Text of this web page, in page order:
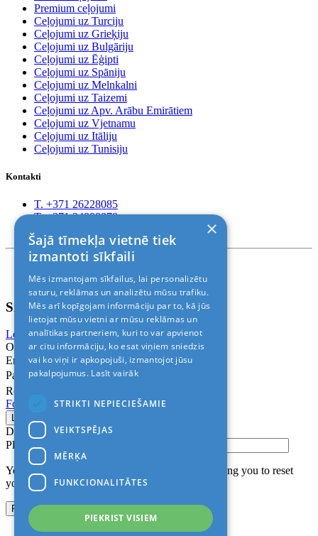
Premium ceļojumi
Ceļojumi uz Turciju
Ceļojumi uz Grieķiju
Ceļojumi uz Bulgāriju
Ceļojumi uz Ēģipti
Ceļojumi uz Spāniju
Ceļojumi uz Melnkalni
Ceļojumi uz Taizemi
Ceļojumi uz Apv. Arābu Emirātiem
Ceļojumi uz Vjetnamu
Ceļojumi uz Itāliju
Ceļojumi uz Tunisiju
Kontakti
T. +371 26228085
T. +371 24888878
© 2011-2026> «ALANI SIA»
Sign In
Login with Facebook Login with Google
Or
Email
Password
Remember me
Forgot Password?
Don’t have an account?
Please confirm login email below
You will receive an email containing a link allowing you to reset
your password to a new preferred one.
×
Šajā tīmekļa vietnē tiek
izmantoti sīkfaili
Mēs izmantojam sīkfailus, lai personalizētu
saturu, reklāmas un analizētu mūsu trafiku.
Mēs arī kopīgojam informāciju par to, kā jūs
lietojat mūsu vietni ar mūsu reklāmas un
analītikas partneriem, kuri to var apvienot
ar citu informāciju, ko esat viņiem sniedzis
vai ko viņi ir apkopojuši, izmantojot jūsu
pakalpojumus. Lasīt vairāk
STRIKTI NEPIECIEŠAMIE
VEIKTSPĒJAS
MĒRĶA
FUNKCIONALITĀTES
PIEKRIST VISIEM